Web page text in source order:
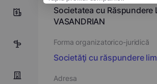
0
10
Societatea cu Răspundere
VASANDRIAN
Forma organizatorico-juridică
Societăţi cu răspundere
Adresa